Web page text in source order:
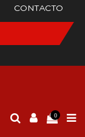
CONTACTO
0